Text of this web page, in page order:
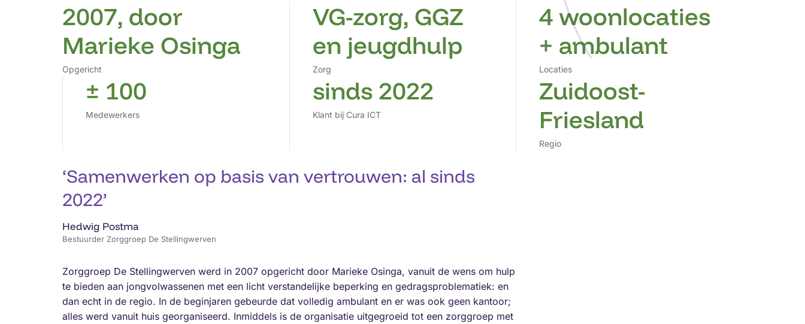
2007, door
Marieke Osinga
Opgericht
VG-zorg, GGZ
en jeugdhulp
Zorg
4 woonlocaties
+ ambulant
Locaties
± 100
Medewerkers
sinds 2022
Klant bij Cura ICT
Zuidoost-
Friesland
Regio
‘Samenwerken op basis van vertrouwen: al sinds
2022’
Hedwig Postma
Bestuurder Zorggroep De Stellingwerven
Zorggroep De Stellingwerven werd in 2007 opgericht door Marieke Osinga, vanuit de wens om hulp
te bieden aan jongvolwassenen met een licht verstandelijke beperking en gedragsproblematiek: en
dan echt in de regio. In de beginjaren gebeurde dat volledig ambulant en er was ook geen kantoor;
alles werd vanuit huis georganiseerd. Inmiddels is de organisatie uitgegroeid tot een zorggroep met